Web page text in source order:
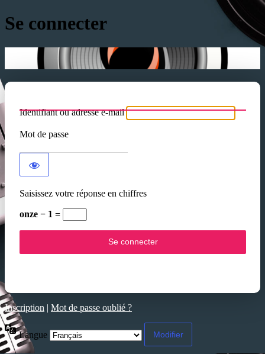
Se connecter
Identifiant ou adresse e-mail
Mot de passe
Saisissez votre réponse en chiffres
onze − 1 =
Inscription | Mot de passe oublié ?
Langue